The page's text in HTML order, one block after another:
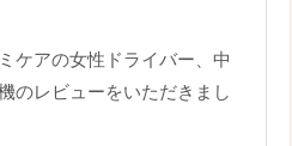
ケアの女性ドライバー、中
のレビューをいただきまし